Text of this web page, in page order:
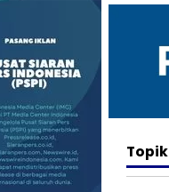
Topik